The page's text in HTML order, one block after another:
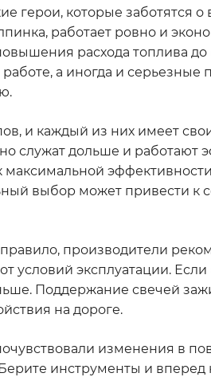
герои, которые заботятся
работает ровно и
расхода топлива
а иногда и серьезные
и каждый из них имеет
служат дольше и работают
выбор может привести к
производители
условий эксплуатации.
Поддержание свечей
на дороге.
изменения в
инструменты и